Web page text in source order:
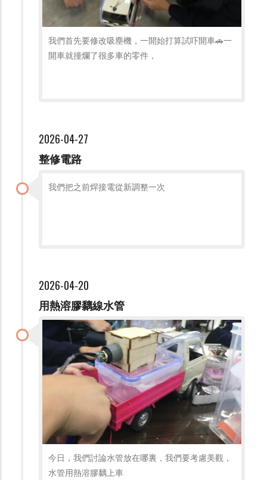
我們首先要修改吸塵機，一開始打算試吓開車🚗一
開車就撞爛了很多車的零件，
2026-04-27
整修電路
我們把之前焊接電從新調整一次
2026-04-20
用熱溶膠黐線水管
今日，我們討論水管放在哪裏，我們要考慮美觀，
水管用熱溶膠黐上車